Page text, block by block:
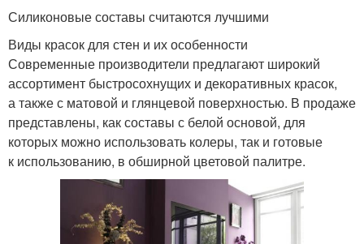
Силиконовые составы считаются лучшими
Виды красок для стен и их особенности
Современные производители предлагают широкий
ассортимент быстросохнущих и декоративных красок,
а также с матовой и глянцевой поверхностью. В продаже
представлены, как составы с белой основой, для
которых можно использовать колеры, так и готовые
к использованию, в обширной цветовой палитре.